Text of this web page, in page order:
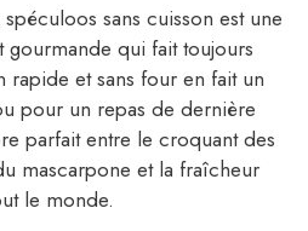
spéculoos sans cuisson est une
gourmande qui fait toujours
rapide et sans four en fait un
pour un repas de dernière
parfait entre le croquant des
mascarpone et la fraîcheur
le monde.